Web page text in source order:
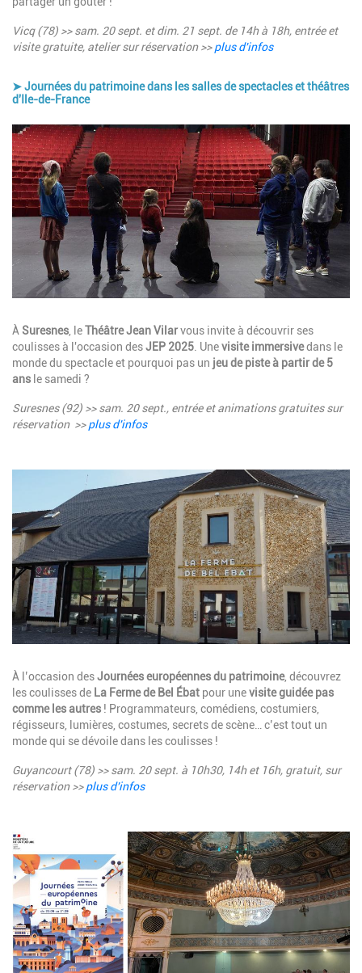
Vicq (78) >> sam. 20 sept. et dim. 21 sept. de 14h à 18h, entrée et
visite gratuite, atelier sur réservation >>plus d'infos
➤ Journées du patrimoine dans les salles de spectacles et théâtres
d'Ile-de-France
Image
Description
À Suresnes, leThéâtre Jean Vilarvous invite à découvrir ses
coulisses à l'occasion desJEP 2025. Unevisite immersivedans le
monde du spectacle et pourquoi pas un jeu de piste à partir de 5
ans le samedi ?
Suresnes (92) >> sam. 20 sept., entrée et animations gratuites sur
réservation >>plus d'infos
Description
À l’occasion desJournées européennes du patrimoine, découvrez
les coulisses de La Ferme de Bel Ébat pour unevisite guidée pas
comme les autres ! Programmateurs, comédiens, costumiers,
régisseurs, lumières, costumes, secrets de scène… c’est tout un
monde qui se dévoile dans les coulisses !
Guyancourt (78) >> sam. 20 sept. à 10h30, 14h et 16h, gratuit, sur
réservation >>plus d'infos
Image